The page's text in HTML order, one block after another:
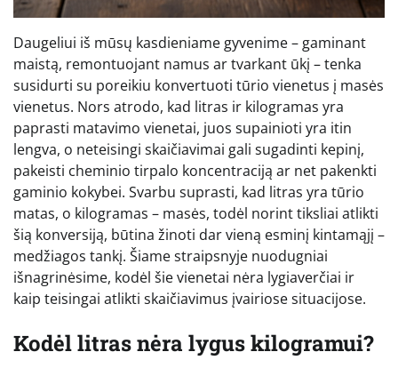
Daugeliui iš mūsų kasdieniame gyvenime – gaminant
maistą, remontuojant namus ar tvarkant ūkį – tenka
susidurti su poreikiu konvertuoti tūrio vienetus į masės
vienetus. Nors atrodo, kad litras ir kilogramas yra
paprasti matavimo vienetai, juos supainioti yra itin
lengva, o neteisingi skaičiavimai gali sugadinti kepinį,
pakeisti cheminio tirpalo koncentraciją ar net pakenkti
gaminio kokybei. Svarbu suprasti, kad litras yra tūrio
matas, o kilogramas – masės, todėl norint tiksliai atlikti
šią konversiją, būtina žinoti dar vieną esminį kintamąjį –
medžiagos tankį. Šiame straipsnyje nuodugniai
išnagrinėsime, kodėl šie vienetai nėra lygiaverčiai ir
kaip teisingai atlikti skaičiavimus įvairiose situacijose.
Kodėl litras nėra lygus kilogramui?